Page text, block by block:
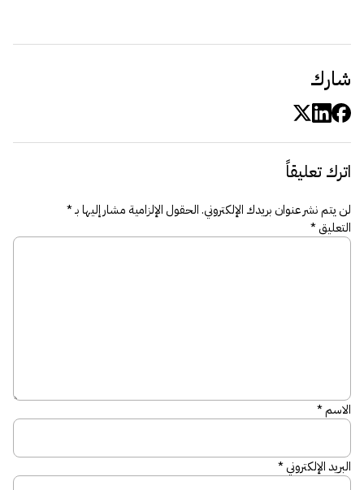
شارك
اترك تعليقاً
لن يتم نشر عنوان بريدك الإلكتروني.الحقول الإلزامية مشار إليها بـ*
التعليق*
الاسم*
البريد الإلكتروني*